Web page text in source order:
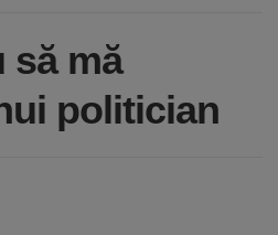
să mă
politician